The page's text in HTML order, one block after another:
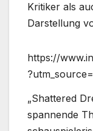
Kritiker als
Darstellung
https://
„Shattered
spannende